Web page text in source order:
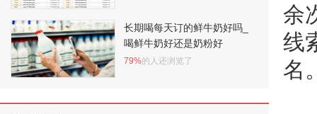
余
线
名
长期喝每天订的鲜牛奶好吗_
喝鲜牛奶好还是奶粉好
79%的人还浏览了